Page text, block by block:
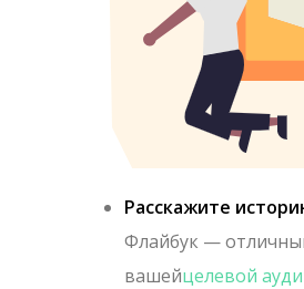
Расскажите
Флайбук —
вашейцелевой